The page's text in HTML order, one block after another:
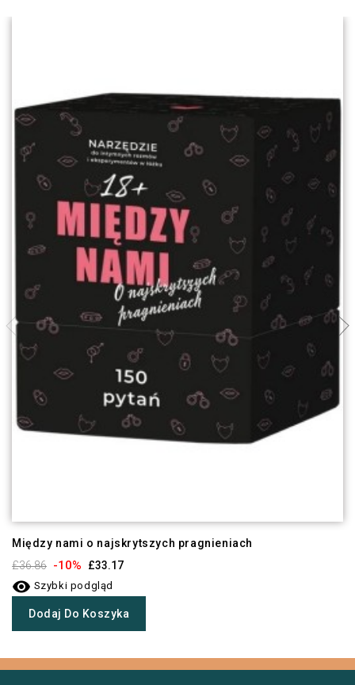
Między nami o najskrytszych pragnieniach
£36.86 -10% £33.17
 Szybki podgląd
Dodaj Do Koszyka